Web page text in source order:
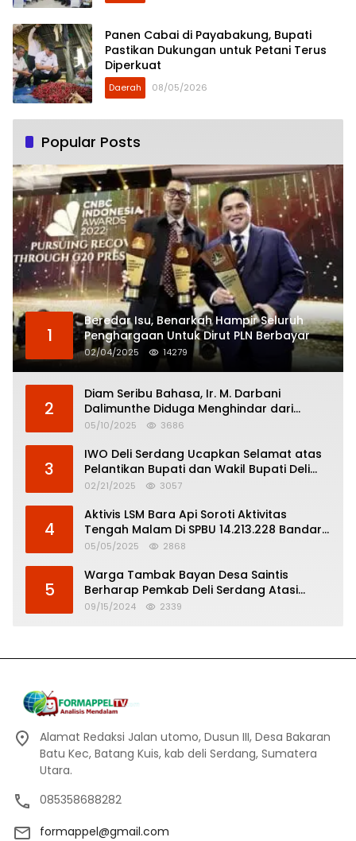
Panen Cabai di Payabakung, Bupati
Pastikan Dukungan untuk Petani Terus
Diperkuat
Daerah 08/05/2026
Popular Posts
1
Beredar Isu, Benarkah Hampir Seluruh
Penghargaan Untuk Dirut PLN Berbayar
02/04/2025 14279
2
Diam Seribu Bahasa, Ir. M. Darbani
Dalimunthe Diduga Menghindar dari
Pertanggungjawaban Politik
05/10/2025 3686
3
IWO Deli Serdang Ucapkan Selamat atas
Pelantikan Bupati dan Wakil Bupati Deli
Serdang
02/21/2025 3057
4
Aktivis LSM Bara Api Soroti Aktivitas
Tengah Malam Di SPBU 14.213.228 Bandar
Tinggi
05/05/2025 2868
5
Warga Tambak Bayan Desa Saintis
Berharap Pemkab Deli Serdang Atasi
Banjir
09/15/2024 2339
Alamat Redaksi Jalan utomo, Dusun III, Desa Bakaran
Batu Kec, Batang Kuis, kab deli Serdang, Sumatera
Utara.
085358688282
formappel@gmail.com